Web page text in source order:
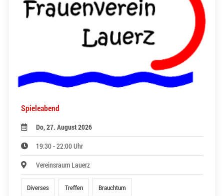
Spieleabend
Do, 27. August 2026
19:30 - 22:00 Uhr
Vereinsraum Lauerz
Diverses Treffen Brauchtum